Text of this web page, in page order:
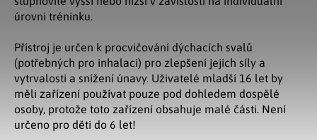
úrovni tréninku.
Přístroj je určen k procvičování dýchacích svalů
(potřebných pro inhalaci) pro zlepšení jejich síly a
vytrvalosti a snížení únavy. Uživatelé mladší 16 let by
měli zařízení používat pouze pod dohledem dospělé
osoby, protože toto zařízení obsahuje malé části. Není
určeno pro děti do 6 let!